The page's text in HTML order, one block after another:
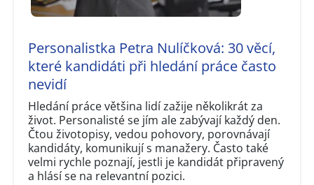
Personalistka Petra Nulíčková: 30 věcí,
které kandidáti při hledání práce často
nevidí
Hledání práce většina lidí zažije několikrát za
život. Personalisté se jím ale zabývají každý den.
Čtou životopisy, vedou pohovory, porovnávají
kandidáty, komunikují s manažery. Často také
velmi rychle poznají, jestli je kandidát připravený
a hlásí se na relevantní pozici.